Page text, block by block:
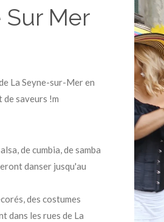
Mer
La Seyne-sur-Mer en
de saveurs !m
de cumbia, de samba
danser jusqu'au
des costumes
dans les rues de La